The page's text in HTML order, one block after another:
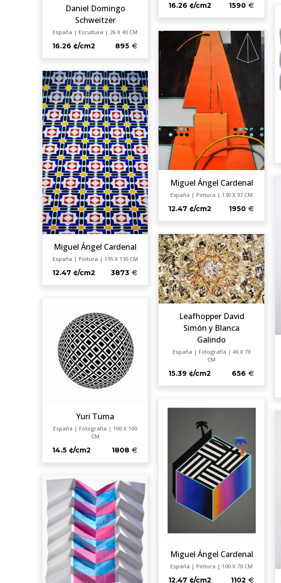
16.26 ¢/cm2 1590
Daniel Domingo
Schweitzer
España | Escultura | 26 X 40 CM
16.26 ¢/cm2 895
Miguel Ángel Cardenal
España | Pintura | 130 X 97 CM
12.47 ¢/cm2 1950
Miguel Ángel Cardenal
España | Pintura | 195 X 130 CM
12.47 ¢/cm2 3873
Leafhopper David
Simón y Blanca
Galindo
España | Fotografía | 46 X 70
CM
15.39 ¢/cm2 656
Yuri Tuma
España | Fotografía | 100 X 100
CM
14.5 ¢/cm2 1808
Miguel Ángel Cardenal
España | Pintura | 100 X 70 CM
12.47 ¢/cm2 1102